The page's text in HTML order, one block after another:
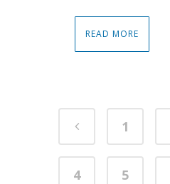
READ MORE
1
4 5